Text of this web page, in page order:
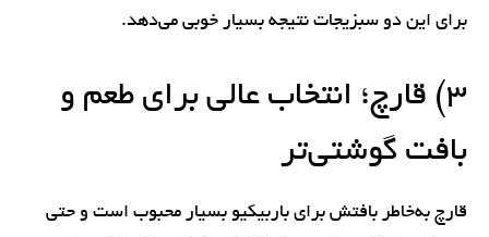
برای این دو سبزیجات نتیجه بسیار خوبی می‌دهد.
۳) قارچ؛ انتخاب عالی برای طعم و
بافت گوشتی‌تر
قارچ به‌خاطر بافتش برای باربیکیو بسیار محبوب است و حتی